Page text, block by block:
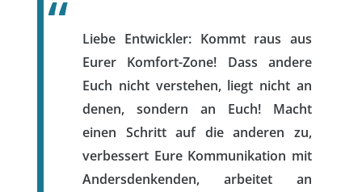
Liebe Entwickler: Kommt raus aus
Eurer Komfort-Zone! Dass andere
Euch nicht verstehen, liegt nicht an
denen, sondern an Euch! Macht
einen Schritt auf die anderen zu,
verbessert Eure Kommunikation mit
Andersdenkenden, arbeitet an